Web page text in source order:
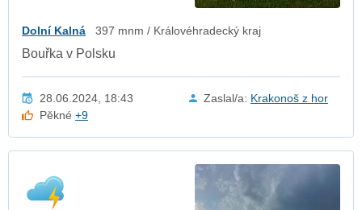
Dolní Kalná 397 mnm / Královéhradecký kraj
Bouřka v Polsku
28.06.2024, 18:43 Zaslal/a: Krakonoš z hor
Pěkné+9